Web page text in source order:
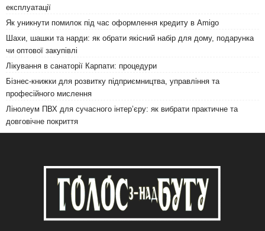
експлуатації
Як уникнути помилок під час оформлення кредиту в Amigo
Шахи, шашки та нарди: як обрати якісний набір для дому, подарунка
чи оптової закупівлі
Лікування в санаторії Карпати: процедури
Бізнес-книжки для розвитку підприємництва, управління та
професійного мислення
Лінолеум ПВХ для сучасного інтер’єру: як вибрати практичне та
довговічне покриття